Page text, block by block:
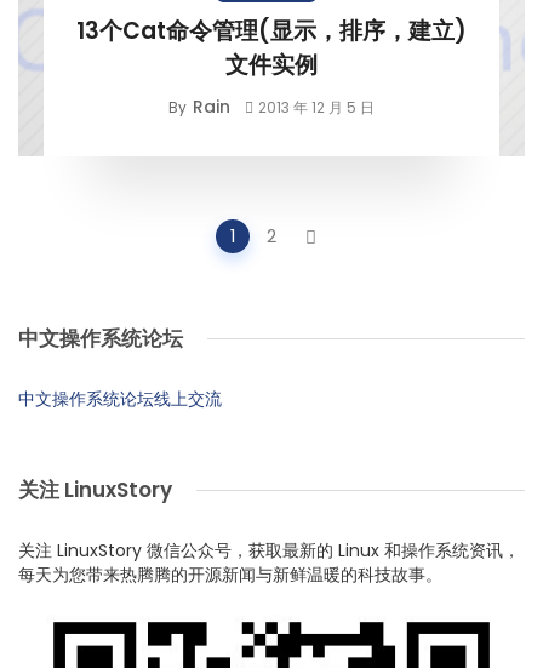
13个Cat命令管理(显示，排序，建立)
文件实例
By Rain 2013 年 12 月 5 日
1 2
中文操作系统论坛
中文操作系统论坛线上交流
关注 LinuxStory
关注 LinuxStory 微信公众号，获取最新的 Linux 和操作系统资讯，
每天为您带来热腾腾的开源新闻与新鲜温暖的科技故事。